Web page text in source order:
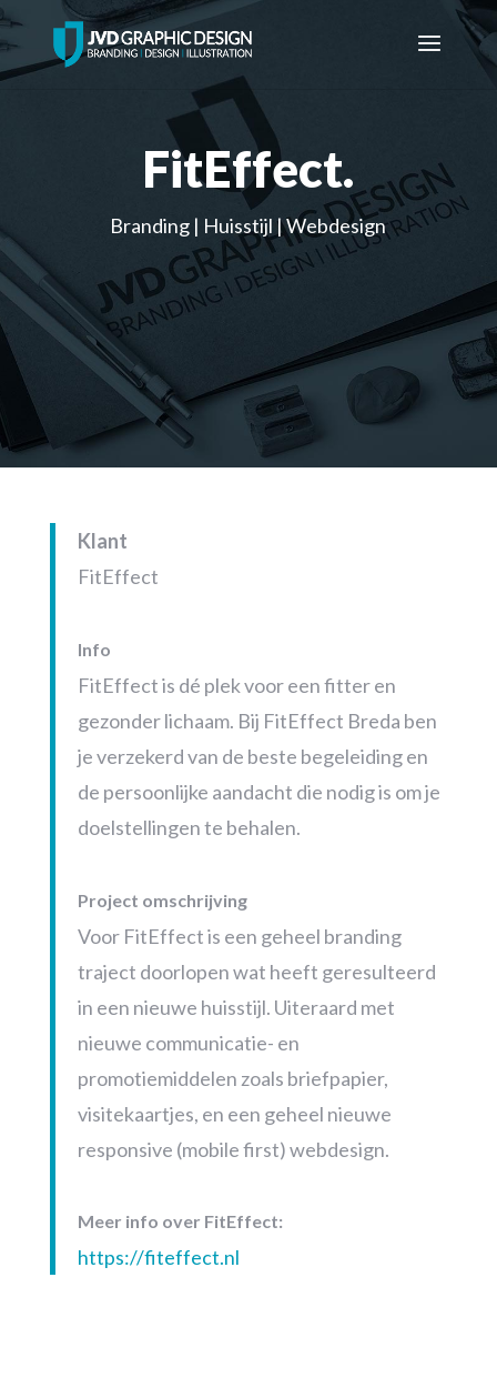
FitEffect.
Branding | Huisstijl | Webdesign
Klant
FitEffect
Info
FitEffect is dé plek voor een fitter en
gezonder lichaam. Bij FitEffect Breda ben
je verzekerd van de beste begeleiding en
de persoonlijke aandacht die nodig is om je
doelstellingen te behalen.
Project omschrijving
Voor FitEffect is een geheel branding
traject doorlopen wat heeft geresulteerd
in een nieuwe huisstijl. Uiteraard met
nieuwe communicatie- en
promotiemiddelen zoals briefpapier,
visitekaartjes, en een geheel nieuwe
responsive (mobile first) webdesign.
Meer info over FitEffect:
https://fiteffect.nl